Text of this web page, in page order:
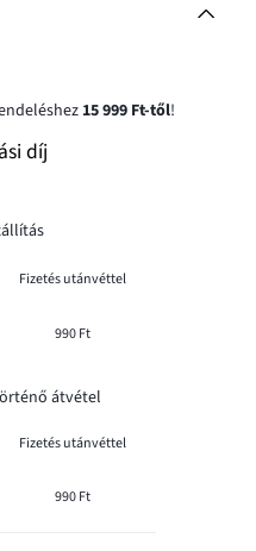
15 999 Ft-től!
díj
Fizetés utánvéttel
990 Ft
átvétel
Fizetés utánvéttel
990 Ft